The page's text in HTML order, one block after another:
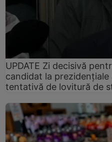
UPDATE Zi decisivă
candidat la
tentativă de lovitură de